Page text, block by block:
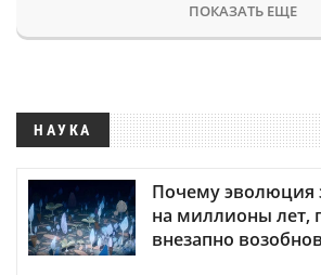
ПОКАЗАТЬ ЕЩЕ
НАУКА
Почему эволюция
на миллионы лет,
внезапно